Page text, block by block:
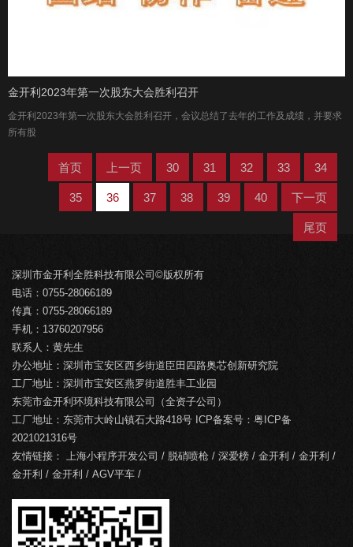
金开利2023年第一次股东大会胜利召开
金开利2023年第一次股东大会胜利召开，会议总结了去年的工作及成绩，并要求
所有股
首页 上一页 30 31 32 33 34
35 36 37 38 39 40 下一页
尾页
深圳市金开利全胜科技有限公司©版权所有
电话：0755-28066189
传真：0755-28066189
手机：13760207956
联系人：黄先生
办公地址：深圳市宝安区西乡街道臣田四路奥芯创新研究院
工厂地址：深圳市宝安区燕罗街道胜丰工业园
东莞市金开利环境科技有限公司（全资子公司）
工厂地址：东莞市大岭山镇石大路418号 ICP备案号： 粤ICP备
2021021316号
友情链接： 上海小程序开发公司 / 脱硝喷枪 / 深爱榜 / 金开利 / 金开利 /
金开利 / 金开利 / AGV平车 /